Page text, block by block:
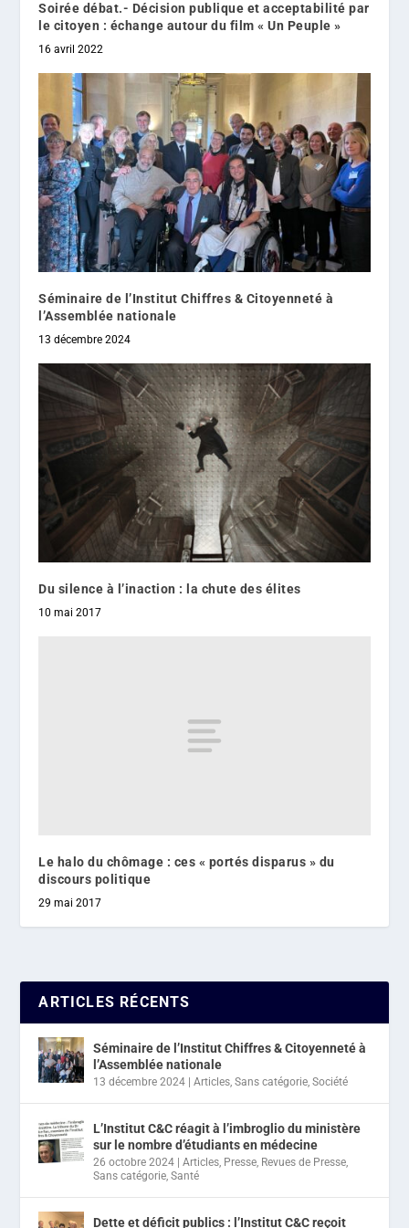
Soirée débat.- Décision publique et acceptabilité par
le citoyen : échange autour du film « Un Peuple »
16 avril 2022
Séminaire de l’Institut Chiffres & Citoyenneté à
l’Assemblée nationale
13 décembre 2024
Du silence à l’inaction : la chute des élites
10 mai 2017
Le halo du chômage : ces « portés disparus » du
discours politique
29 mai 2017
ARTICLES RÉCENTS
Séminaire de l’Institut Chiffres & Citoyenneté à
l’Assemblée nationale
13 décembre 2024 |Articles ,Sans catégorie ,Société
L’Institut C&C réagit à l’imbroglio du ministère
sur le nombre d’étudiants en médecine
26 octobre 2024 |Articles Presse Revues de Presse
Sans catégorie ,Santé
Dette et déficit publics : l’Institut C&C reçoit